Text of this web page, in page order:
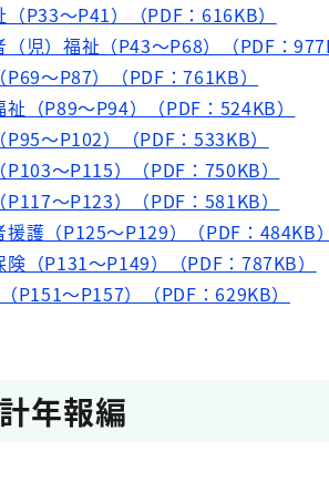
P33～P41）（PDF：616KB）
児）福祉（P43～P68）（PDF：
～P87）（PDF：761KB）
（P89～P94）（PDF：524KB）
～P102）（PDF：533KB）
～P115）（PDF：750KB）
～P123）（PDF：581KB）
護（P125～P129）（PDF：484KB）
（P131～P149）（PDF：787KB）
P151～P157）（PDF：629KB）
年報編